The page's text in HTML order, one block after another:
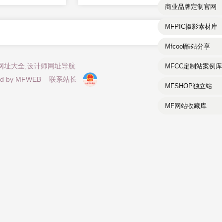
址大全,设计师网址导航
by MFWEB 联系站长
商业品牌定制官网
MFPIC摄影素材库
Mfcool酷站分享
MFCC定制站案例库
MFSHOP独立站
MF网站收藏库